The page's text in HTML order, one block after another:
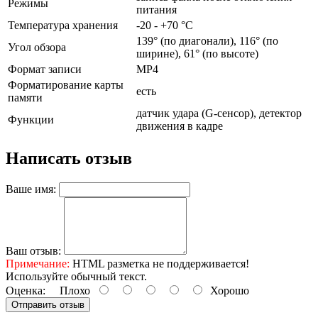
Режимы
питания
Температура хранения
-20 - +70 °C
Угол обзора
139° (по диагонали), 116° (по
ширине), 61° (по высоте)
Формат записи
MP4
Форматирование карты
памяти
есть
Функции
датчик удара (G-сенсор), детектор
движения в кадре
Написать отзыв
Ваше имя:
Ваш отзыв:
Примечание: HTML разметка не поддерживается!
Используйте обычный текст.
Оценка: Плохо Хорошо
Отправить отзыв